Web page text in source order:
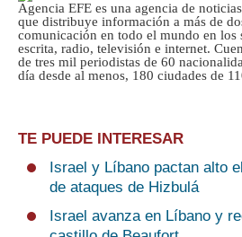
Agencia EFE es una agencia de
que distribuye información a más de
comunicación en todo el mundo en los
escrita, radio, televisión e internet.
de tres mil periodistas de 60
día desde al menos, 180 ciudades de
TE PUEDE INTERESAR
Israel y Líbano pactan alto
de ataques de Hizbulá
Israel avanza en Líbano y